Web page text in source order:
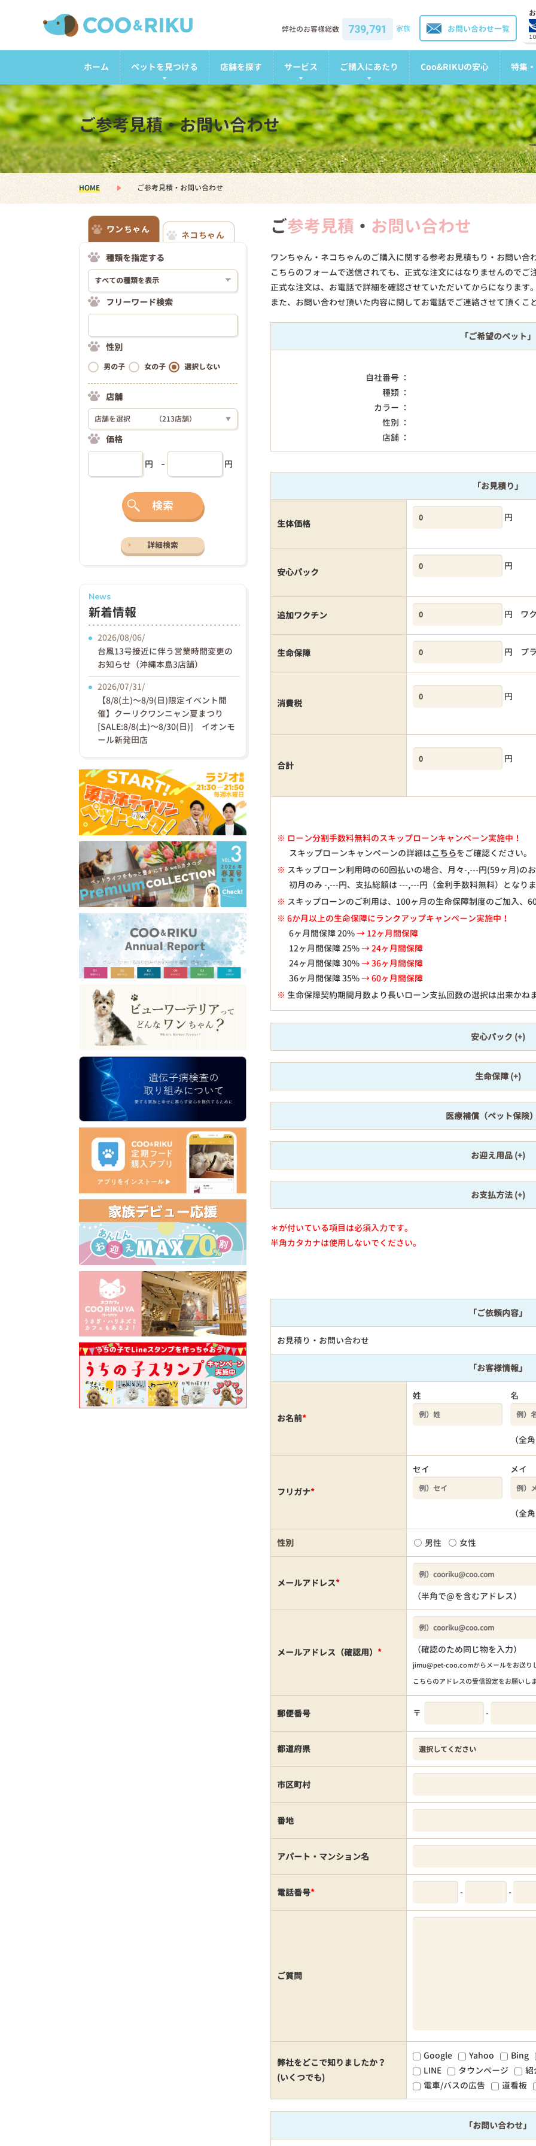
お問い合わせ一覧
弊社のお客様総数 739,791 家族
ホーム ペットを見つける 店舗を探す サービス ご購入にあたり Coo&RIKUの安心 特集
ご参考見積・お問い合わせ
HOME ご参考見積・お問い合わせ
ご参考見積 ・ お問い合わせ
ワンちゃん・ネコちゃんのご購入に関する参考お見積もり・お問い合
こちらのフォームで送信されても、正式な注文にはなりませんのでご
正式な注文は、お電話で詳細を確認させていただいてからになります
また、お問い合わせ頂いた内容に関してお電話でご連絡させて頂く
「ご希望のペット」
自社番号 ：
種類 ：
カラー ：
性別 ：
店舗 ：
「お見積り」
生体価格
円
安心パック
円
追加ワクチン 円 ワ
生命保障 円 プ
消費税
円
合計
円
※ ローン分割手数料無料のスキップローンキャンペーン実施中！
スキップローンキャンペーンの詳細はこちらをご確認ください。
※ スキップローン利用時の60回払いの場合、月々-,---円(59ヶ月)の
初月のみ -,---円、支払総額は ---,---円（金利手数料無料）となり
※ スキップローンのご利用は、100ヶ月の生命保障制度のご加入、
※ 6か月以上の生命保障にランクアップキャンペーン実施中！
6ヶ月間保障 20%→ 12ヶ月間保障
12ヶ月間保障 25%→ 24ヶ月間保障
24ヶ月間保障 30%→ 36ヶ月間保障
36ヶ月間保障 35%→ 60ヶ月間保障
※ 生命保障契約期間月数より長いローン支払回数の選択は出来かね
安心パック
生命保障
医療補償（ペット保険
お迎え用品
お支払方法
＊が付いている項目は必須入力です。
半角カタカナは使用しないでください。
「ご依頼内容」
お見積り・お問い合わせ
「お客様情報」
お名前*
姓 名
（全
フリガナ*
セイ メイ
（全
性別 男性 女性
メールアドレス*
（半角で@を含むアドレス）
メールアドレス（確認用） * （確認のため同じ物を入力）
jimu@pet-coo.comからメールをお送り
こちらのアドレスの受信設定をお願いし
郵便番号 〒 -
都道府県
市区町村
番地
アパート・マンション名
電話番号* - -
ご質問
弊社をどこで知りましたか？
(いくつでも)
Google Yahoo
Bing
LINE
タウンページ
紹
電車/バスの広告
道看板
「お問い合わせ」
ワンちゃん
ネコちゃん
種類を指定する
フリーワード検索
性別
男の子 女の子 選択しない
店舗
店舗を選択 （213店舗） ▼
価格
円 円
検索
詳細検索
News
新着情報
2026/08/06/
台風13号接近に伴う営業時間変更の
お知らせ（沖縄本島3店舗）
2026/07/31/
【8/8(土)〜8/9(日)限定イベント開
催】クーリクワンニャン夏まつり
[SALE:8/8(土)～8/30(日)] イオンモ
ール新発田店